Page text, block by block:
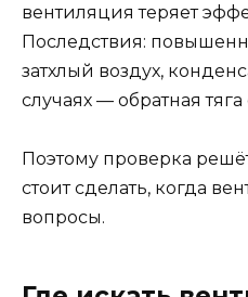
вентиляция теряет
Последствия:
затхлый воздух,
случаях — обратная тяга
Поэтому проверка
стоит сделать, когда
вопросы.